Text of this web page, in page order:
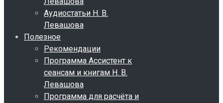
Аудиостатьи Н. В.
Левашова
Полезное
Рекомендации
Программа Ассистент к
сеансам и книгам Н. В.
Левашова
Программа для расчёта и